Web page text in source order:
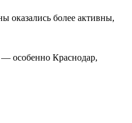
оказались более активны,
особенно Краснодар,